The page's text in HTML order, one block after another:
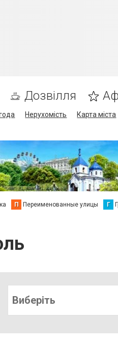
Дозвілля
Нерухомість Карта міста
П Переименованные улицы Г
Виберіть